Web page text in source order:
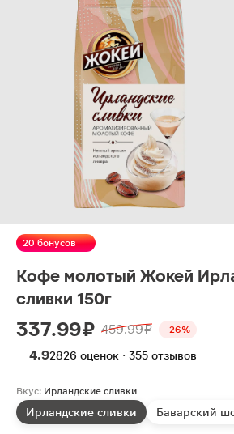
20 бонусов
Кофе молотый Жокей
сливки 150г
337.99 ₽ 459.99 ₽ -26%
4.92826 оценок · 355 отзывов
Вкус: Ирландские сливки
Ирландские сливки Баварский